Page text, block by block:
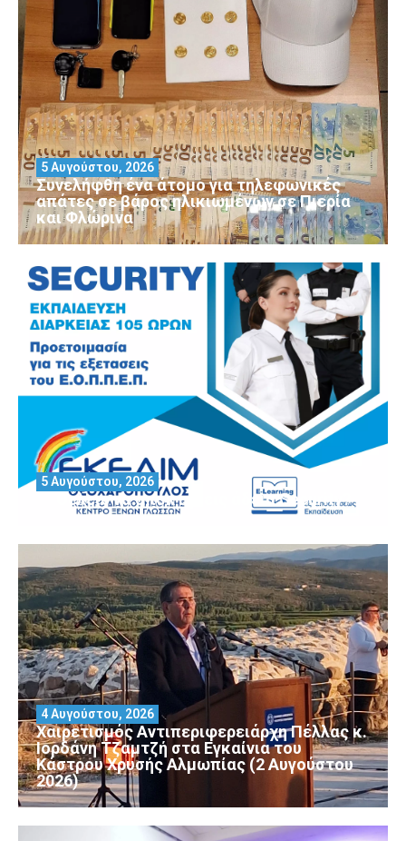
Συνελήφθη ένα άτομο για τηλεφωνικές
απάτες σε βάρος ηλικιωμένων σε Πιερία
και Φλώρινα
5 Αυγούστου, 2026
Θέλεις να αποκτήσεις άδεια Security?
5 Αυγούστου, 2026
Χαιρετισμός Αντιπεριφερειάρχη Πέλλας κ.
Ιορδάνη Τζαμτζή στα Εγκαίνια του
Κάστρου Χρυσής Αλμωπίας (2 Αυγούστου
2026)
4 Αυγούστου, 2026